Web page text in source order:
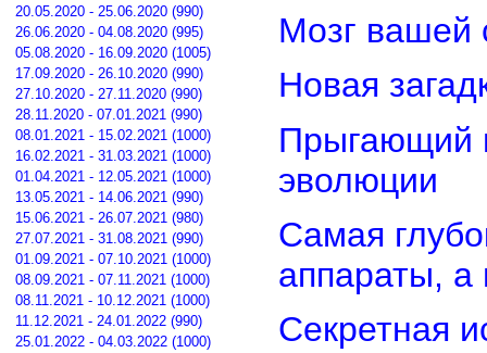
20.05.2020 - 25.06.2020 (990)
26.06.2020 - 04.08.2020 (995)
05.08.2020 - 16.09.2020 (1005)
17.09.2020 - 26.10.2020 (990)
27.10.2020 - 27.11.2020 (990)
28.11.2020 - 07.01.2021 (990)
08.01.2021 - 15.02.2021 (1000)
16.02.2021 - 31.03.2021 (1000)
01.04.2021 - 12.05.2021 (1000)
13.05.2021 - 14.06.2021 (990)
15.06.2021 - 26.07.2021 (980)
27.07.2021 - 31.08.2021 (990)
01.09.2021 - 07.10.2021 (1000)
08.09.2021 - 07.11.2021 (1000)
08.11.2021 - 10.12.2021 (1000)
11.12.2021 - 24.01.2022 (990)
25.01.2022 - 04.03.2022 (1000)
Мозг вашей
Новая
Прыгающий
эволюции
Самая
аппараты, а
Секретная